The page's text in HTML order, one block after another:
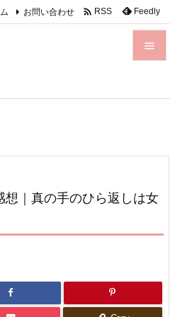

次へ
検索
お問い合わせ  RSS Feedly
｜真の手のひら返しは女